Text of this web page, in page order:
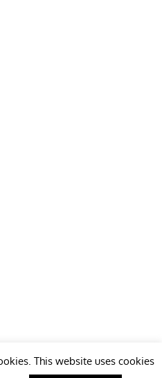
This website uses cookies